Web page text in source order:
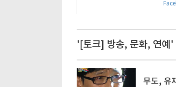
'[토크] 방송, 문화, 연예'
무도, 유